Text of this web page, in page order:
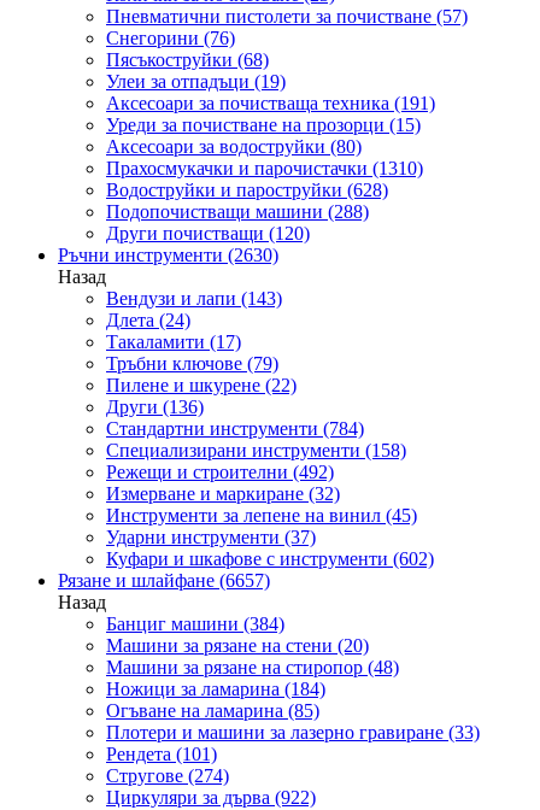
Пневматични пистолети за почистване (57)
Снегорини (76)
Пясъкоструйки (68)
Улеи за отпадъци (19)
Аксесоари за почистваща техника (191)
Уреди за почистване на прозорци (15)
Аксесоари за водоструйки (80)
Прахосмукачки и парочистачки (1310)
Водоструйки и пароструйки (628)
Подопочистващи машини (288)
Други почистващи (120)
Ръчни инструменти (2630)
Назад
Вендузи и лапи (143)
Длета (24)
Такаламити (17)
Тръбни ключове (79)
Пилене и шкурене (22)
Други (136)
Стандартни инструменти (784)
Специализирани инструменти (158)
Режещи и строителни (492)
Измерване и маркиране (32)
Инструменти за лепене на винил (45)
Ударни инструменти (37)
Куфари и шкафове с инструменти (602)
Рязане и шлайфане (6657)
Назад
Банциг машини (384)
Машини за рязане на стени (20)
Машини за рязане на стиропор (48)
Ножици за ламарина (184)
Огъване на ламарина (85)
Плотери и машини за лазерно гравиране (33)
Рендета (101)
Стругове (274)
Циркуляри за дърва (922)